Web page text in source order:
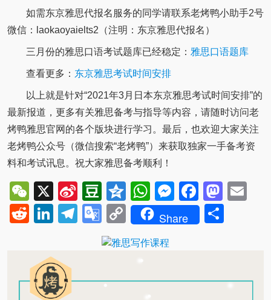
如需东京雅思代报名服务的同学请联系老烤鸭小助手2号
微信：laokaoyaielts2（注明：东京雅思代报名）
三月份的雅思口语考试题库已经稳定： 雅思口语题库
查看更多： 东京雅思考试时间安排
以上就是针对“2021年3月日本东京雅思考试时间安排”的
最新报道，更多有关雅思备考与指导等内容，请随时访问老
烤鸭雅思官网的各个版块进行学习。最后，也欢迎大家关注
老烤鸭公众号（微信搜索“老烤鸭”）来获取独家一手备考资
料和考试讯息。祝大家雅思备考顺利！
WeChat
X
Sina
Weibo
Douban
QzoneWhatsApp
Messenger
RedditLinkedIn
Telegram
Google
Translate
Copy
Link
Share